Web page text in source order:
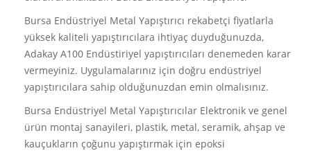
Bursa Endüstriyel Metal Yapıştırıcı rekabetçi fiyatlarla
yüksek kaliteli yapıştırıcılara ihtiyaç duyduğunuzda,
Adakay A100 Endüstiriyel yapıştırıcıları denemeden karar
vermeyiniz. Uygulamalarınız için doğru endüstriyel
yapıştırıcılara sahip olduğunuzdan emin olmalısınız.
Bursa Endüstriyel Metal Yapıştırıcılar Elektronik ve genel
ürün montaj sanayileri, plastik, metal, seramik, ahşap ve
kauçukların çoğunu yapıştırmak için epoksi